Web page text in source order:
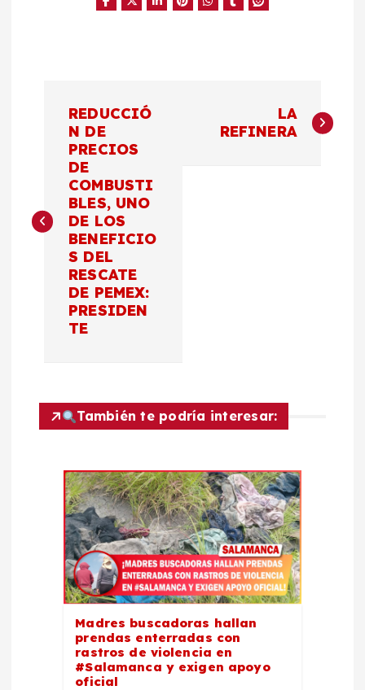
e
ó
REDUCCIÓ
N DE
PRECIOS
DE
COMBUSTI
BLES, UNO
DE LOS
BENEFICIO
S DEL
RESCATE
DE PEMEX:
PRESIDEN
TE
LA
REFINERA
También te podría interesar:
Madres buscadoras hallan
prendas enterradas con
rastros de violencia en
#Salamanca y exigen apoyo
oficial